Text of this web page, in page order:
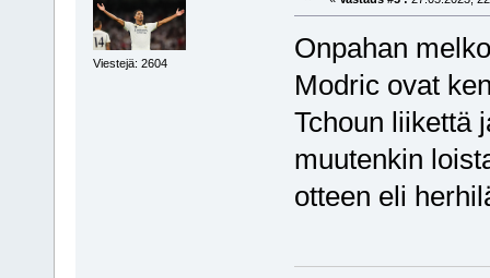
Viestejä: 2604
Onpahan
Modric ovat
Tchoun liikettä
muutenkin
otteen eli